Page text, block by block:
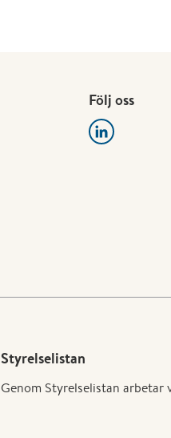
Följ oss
Styrelselistan
Genom Styrelselistan arbetar